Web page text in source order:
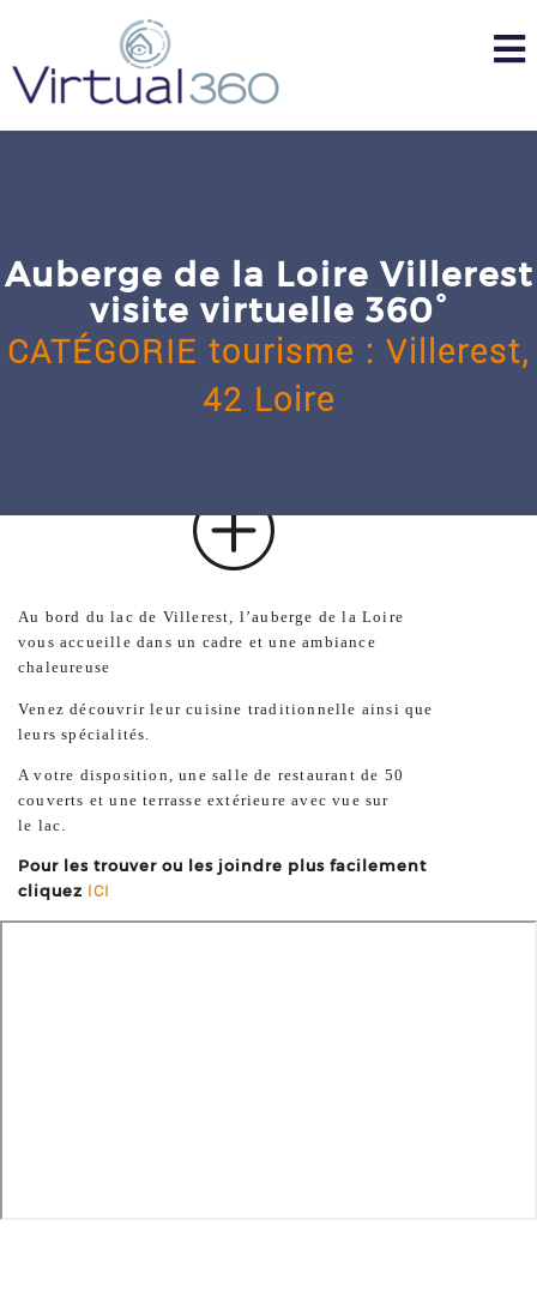
content
Auberge de la Loire Villerest
visite virtuelle 360°
CATÉGORIE tourisme : Villerest,
42 Loire
u
Au bord du lac de Villerest, l’auberge de la Loire
vous accueille dans un cadre et une ambiance
chaleureuse
Venez découvrir leur cuisine traditionnelle ainsi que
leurs spécialités.
A votre disposition, une salle de restaurant de 50
couverts et une terrasse extérieure avec vue sur
le lac.
Pour les trouver ou les joindre plus facilement
cliquez ICI